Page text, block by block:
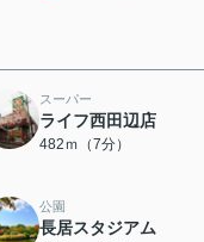
スーパー
ライフ西田辺店
482ｍ（7分）
公園
長居スタジアム